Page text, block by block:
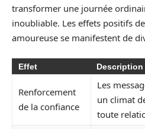
transformer une journée
inoubliable. Les effets positifs
amoureuse se manifestent de
Effet Description
Renforcement
de la confiance
Les
un climat
toute